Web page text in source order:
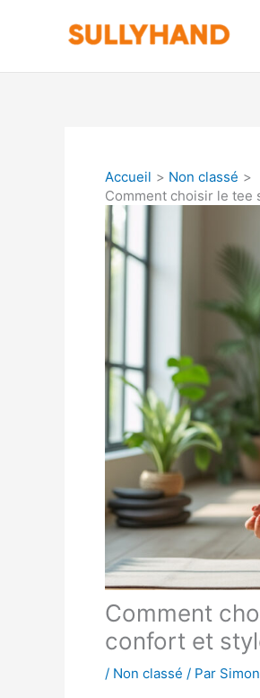
Accueil
Non classé
Comment choisir le tee
Comment
confort et
/ Non classé / Par